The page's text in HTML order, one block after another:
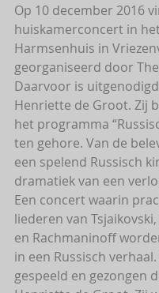
Op 10 december 2016
huiskamerconcert in
Harmsenhuis in
georganiseerd door
Daarvoor is
Henriette de Groot. Zij
het programma
ten gehore. Van de
een spelend Russisch
dramatiek van een
Een concert waarin
liederen van
en Rachmaninoff
in een Russisch
gespeeld en gezongen